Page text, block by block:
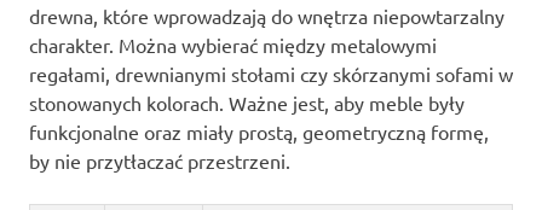
drewna, które wprowadzają do wnętrza niepowtarzalny
charakter. Można wybierać między metalowymi
regałami, drewnianymi stołami czy skórzanymi sofami w
stonowanych kolorach. Ważne jest, aby meble były
funkcjonalne oraz miały prostą, geometryczną formę,
by nie przytłaczać przestrzeni.